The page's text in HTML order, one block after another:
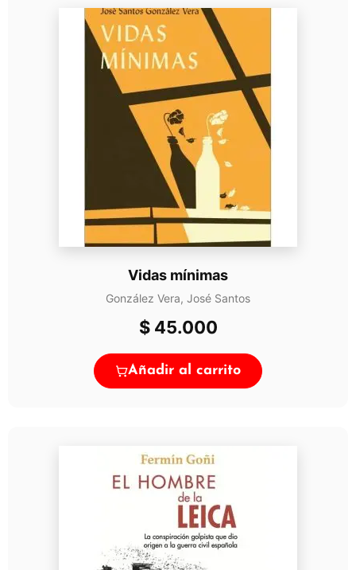
Vidas mínimas
González Vera, José Santos
$45.000
Añadir al carrito